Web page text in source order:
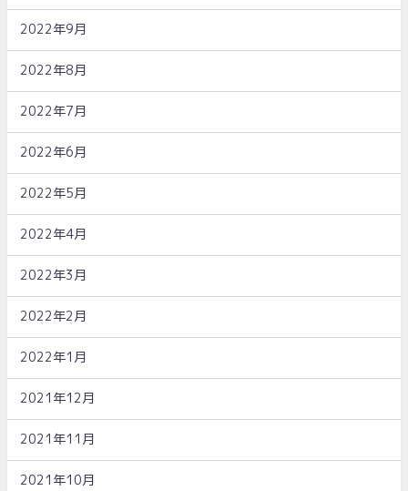
2022年9月
2022年8月
2022年7月
2022年6月
2022年5月
2022年4月
2022年3月
2022年2月
2022年1月
2021年12月
2021年11月
2021年10月